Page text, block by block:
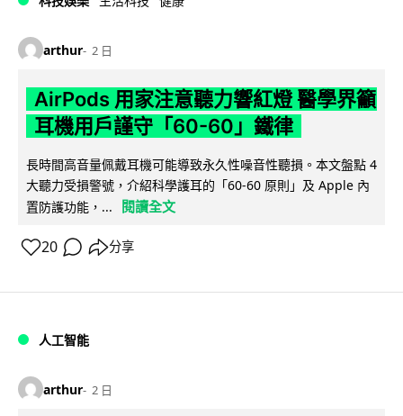
arthur 2 日
AirPods 用家注意聽力響紅燈 醫學界籲
耳機用戶謹守「60-60」鐵律
長時間高音量佩戴耳機可能導致永久性噪音性聽損。本文盤點 4
大聽力受損警號，介紹科學護耳的「60-60 原則」及 Apple 內
置防護功能，...
閱讀全文
20 分享
人工智能
arthur 2 日